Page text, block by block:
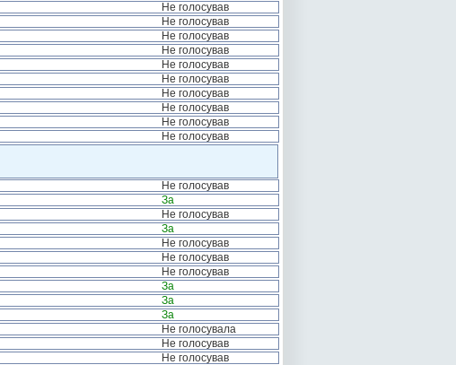
Не голосував
Не голосував
Не голосував
Не голосував
Не голосував
Не голосував
Не голосував
Не голосував
Не голосував
Не голосував
Не голосував
За
Не голосував
За
Не голосував
Не голосував
Не голосував
За
За
За
Не голосувала
Не голосував
Не голосував